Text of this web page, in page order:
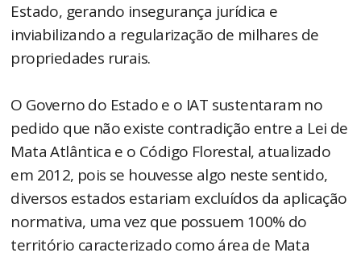
Estado, gerando insegurança jurídica e
inviabilizando a regularização de milhares de
propriedades rurais.
O Governo do Estado e o IAT sustentaram no
pedido que não existe contradição entre a Lei de
Mata Atlântica e o Código Florestal, atualizado
em 2012, pois se houvesse algo neste sentido,
diversos estados estariam excluídos da aplicação
normativa, uma vez que possuem 100% do
território caracterizado como área de Mata